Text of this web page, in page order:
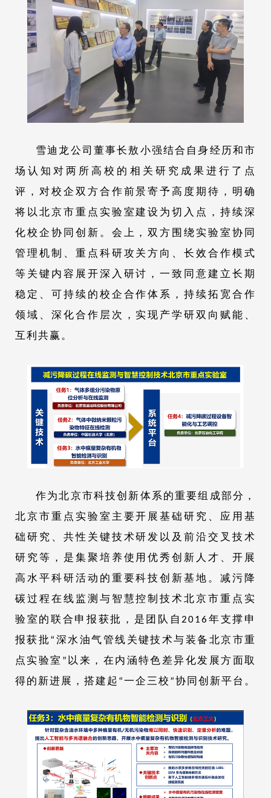
雪迪龙公司董事长敖小强结合自身经历和市
场认知对两所高校的相关研究成果进行了点
评，对校企双方合作前景寄予高度期待，明确
将以北京市重点实验室建设为切入点，持续深
化校企协同创新。会上，双方围绕实验室协同
管理机制、重点科研攻关方向、长效合作模式
等关键内容展开深入研讨，一致同意建立长期
稳定、可持续的校企合作体系，持续拓宽合作
领域、深化合作层次，实现产学研双向赋能、
互利共赢。
作为北京市科技创新体系的重要组成部分，
北京市重点实验室主要开展基础研究、应用基
础研究、共性关键技术研发以及前沿交叉技术
研究等，是集聚培养使用优秀创新人才、开展
高水平科研活动的重要科技创新基地。减污降
碳过程在线监测与智慧控制技术北京市重点实
验室的联合申报获批，是团队自2016年支撑申
报获批“深水油气管线关键技术与装备北京市重
点实验室”以来，在内涵特色差异化发展方面取
得的新进展，搭建起“一企三校”协同创新平台。